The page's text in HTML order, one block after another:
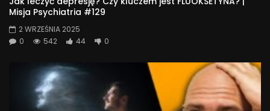
Misja Psychiatria #129
2 WRZEŚNIA 2025
0
542 44 0